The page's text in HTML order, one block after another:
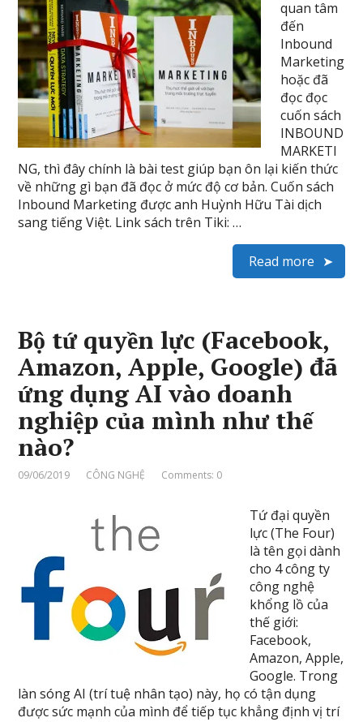
quan tâm
đến
Inbound
Marketing
hoặc đã
đọc đọc
cuốn sách
INBOUND
MARKETI
NG, thì đây chính là bài test giúp bạn ôn lại kiến thức
về những gì bạn đã đọc ở mức độ cơ bản. Cuốn sách
Inbound Marketing được anh Huỳnh Hữu Tài dịch
sang tiếng Việt. Link sách trên Tiki: …
Read more
Bộ tứ quyền lực (Facebook,
Amazon, Apple, Google) đã
ứng dụng AI vào doanh
nghiệp của mình như thế
nào?
09/06/2019 CÔNG NGHỆ Comments: 0
Tứ đại quyền
lực (The Four)
là tên gọi dành
cho 4 công ty
công nghệ
khổng lồ của
thế giới:
Facebook,
Amazon, Apple,
Google. Trong
làn sóng AI (trí tuệ nhân tạo) này, họ có tận dụng
được sức mạnh của mình để tiếp tục khẳng định vị trí